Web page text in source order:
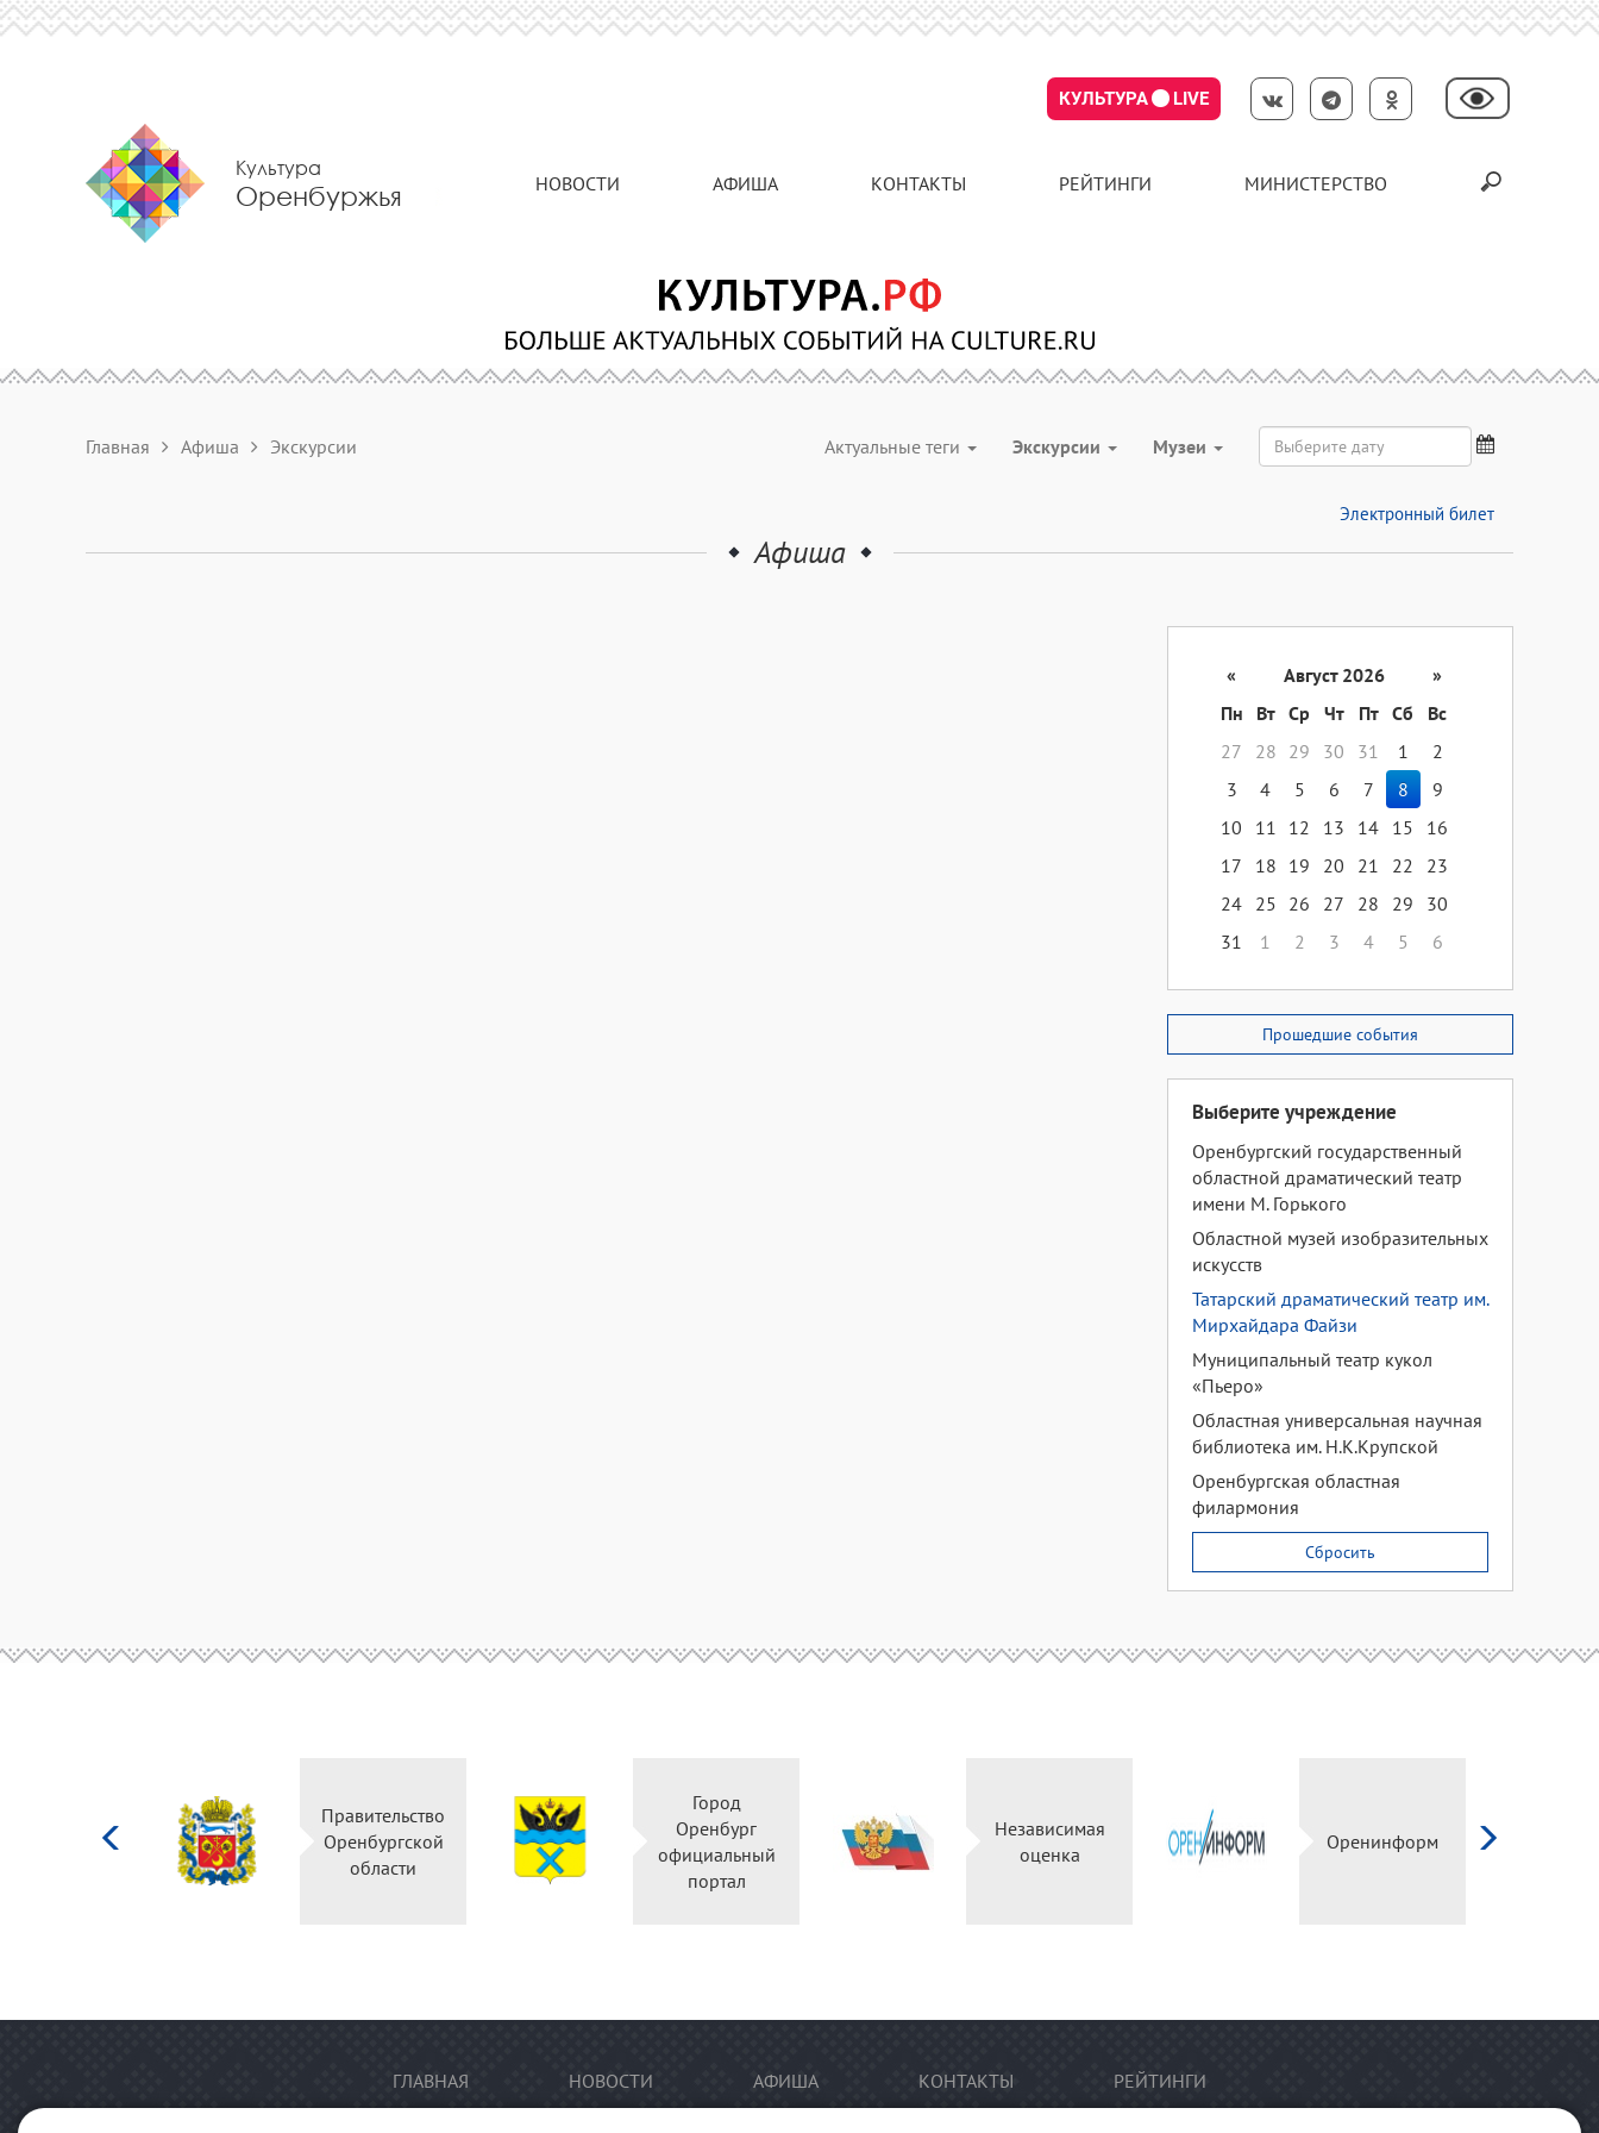
КУЛЬТУРА LIVE
Культура
Оренбуржья НОВОСТИ АФИША КОНТАКТЫ РЕЙТИНГИ МИНИСТЕРСТВО
Главная Афиша Экскурсии Актуальные теги Экскурсии Музеи
Электронный билет
Афиша
« Август 2026
»
Пн
Вт Ср Чт Пт Сб
Вс
27
28 29 30 31 1
2
3
4 5 6 7 8
9
10
11 12 13 14 15
16
17
18 19 20 21 22
23
24 25 26 27 28 29
30
31
1 2 3 4 5 6
Прошедшие события
Выберите учреждение
Оренбургский государственный
областной драматический театр
имени М. Горького
Областной музей изобразительных
искусств
Татарский драматический театр им.
Мирхайдара Файзи
Муниципальный театр кукол
«Пьеро»
Областная универсальная научная
библиотека им. Н.К.Крупской
Оренбургская областная
филармония
Сбросить
Правительство
Оренбургской
области
Город
Оренбург
официальный
портал
Независимая
оценка
Оренинформ
ГЛАВНАЯ НОВОСТИ АФИША КОНТАКТЫ РЕЙТИНГИ